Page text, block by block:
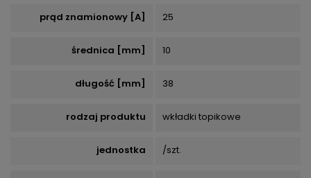
prąd znamionowy [A] 25
średnica [mm] 10
długość [mm] 38
rodzaj produktu wkładki topikowe
jednostka /szt.